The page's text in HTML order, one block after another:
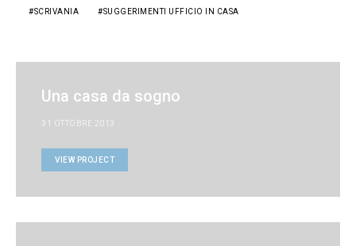
SCRIVANIA SUGGERIMENTI UFFICIO IN CASA
Una casa da sogno
31 OTTOBRE 2013
VIEW PROJECT